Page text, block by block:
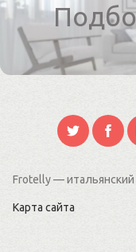
Frotelly —
Карта сайта